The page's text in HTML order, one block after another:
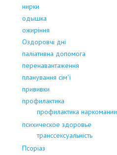
нирки
одышка
ожиріння
Оздоровчі дні
паліативна допомога
перенавантаження
планування сім'ї
прививки
профилактика
профилактика наркомании
психическое здоровье
транссексуальність
Псоріаз